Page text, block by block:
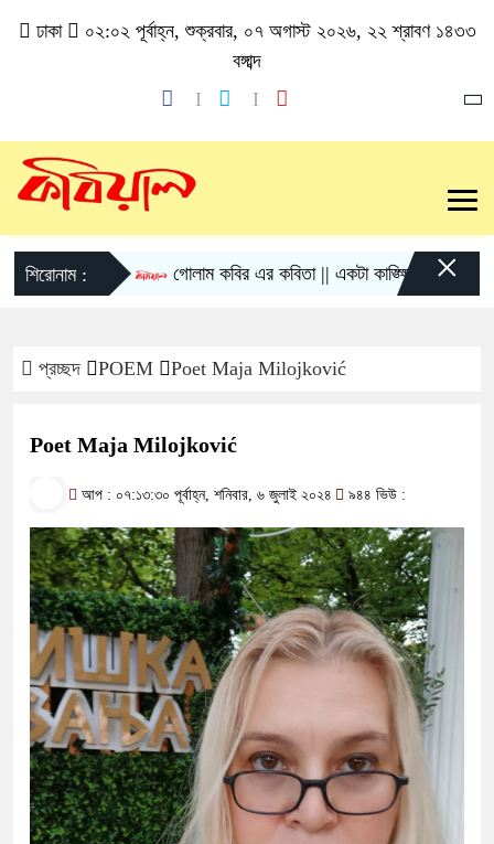
ঢাকা
০২:০২ পূর্বাহ্ন, শুক্রবার, ০৭ অগাস্ট ২০২৬, ২২ শ্রাবণ ১৪৩৩
বঙ্গাব্দ
শিরোনাম : গোলাম কবির এর কবিতা || একটা কাঙ্ক্ষিত স্বপ্নের গল্প
×
প্রচ্ছদ POEM Poet Maja Milojković
Poet Maja Milojković
আপ : ০৭:১৩:৩০ পূর্বাহ্ন, শনিবার, ৬ জুলাই ২০২৪ ৯৪৪ ভিউ :